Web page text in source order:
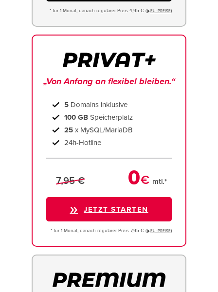
* für 1 Monat, danach regulärer Preis 4,95 € ( EU−PREISE)
„Von Anfang an flexibel bleiben.“
5 Domains inklusive
100 GB Speicherplatz
25 x MySQL/MariaDB
24h-Hotline
7,95 € 0€ mtl.*
JETZT STARTEN
* für 1 Monat, danach regulärer Preis 7,95 € ( EU−PREISE)